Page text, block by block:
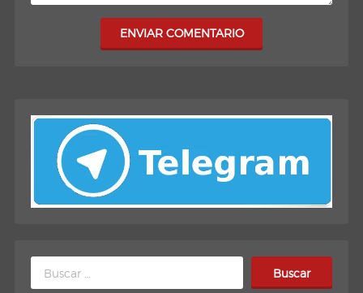
ENVIAR COMENTARIO